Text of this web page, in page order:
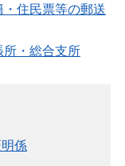
・住民票等の郵送
所・総合支所
係